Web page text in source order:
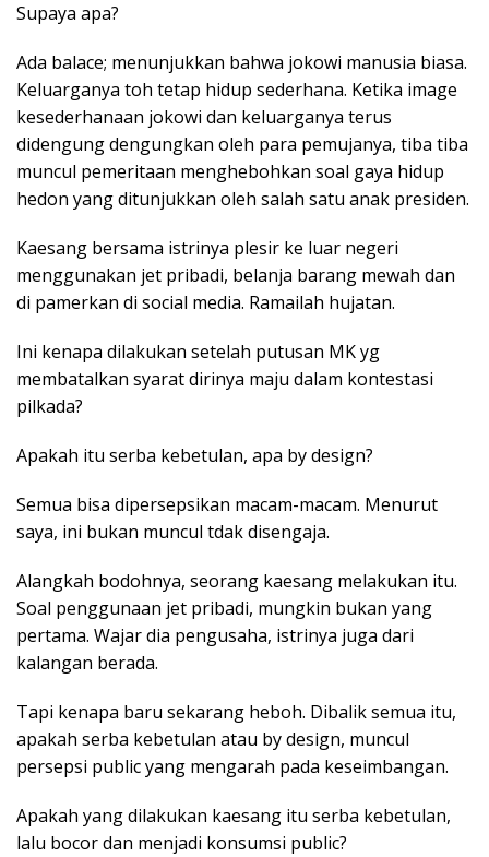
Supaya apa?
Ada balace; menunjukkan bahwa jokowi manusia biasa.
Keluarganya toh tetap hidup sederhana. Ketika image
kesederhanaan jokowi dan keluarganya terus
didengung dengungkan oleh para pemujanya, tiba tiba
muncul pemeritaan menghebohkan soal gaya hidup
hedon yang ditunjukkan oleh salah satu anak presiden.
Kaesang bersama istrinya plesir ke luar negeri
menggunakan jet pribadi, belanja barang mewah dan
di pamerkan di social media. Ramailah hujatan.
Ini kenapa dilakukan setelah putusan MK yg
membatalkan syarat dirinya maju dalam kontestasi
pilkada?
Apakah itu serba kebetulan, apa by design?
Semua bisa dipersepsikan macam-macam. Menurut
saya, ini bukan muncul tdak disengaja.
Alangkah bodohnya, seorang kaesang melakukan itu.
Soal penggunaan jet pribadi, mungkin bukan yang
pertama. Wajar dia pengusaha, istrinya juga dari
kalangan berada.
Tapi kenapa baru sekarang heboh. Dibalik semua itu,
apakah serba kebetulan atau by design, muncul
persepsi public yang mengarah pada keseimbangan.
Apakah yang dilakukan kaesang itu serba kebetulan,
lalu bocor dan menjadi konsumsi public?